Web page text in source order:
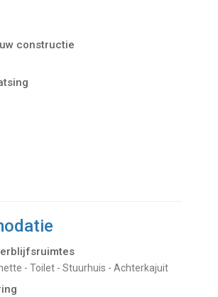
constructie
- Toilet - Stuurhuis - Achterkajuit